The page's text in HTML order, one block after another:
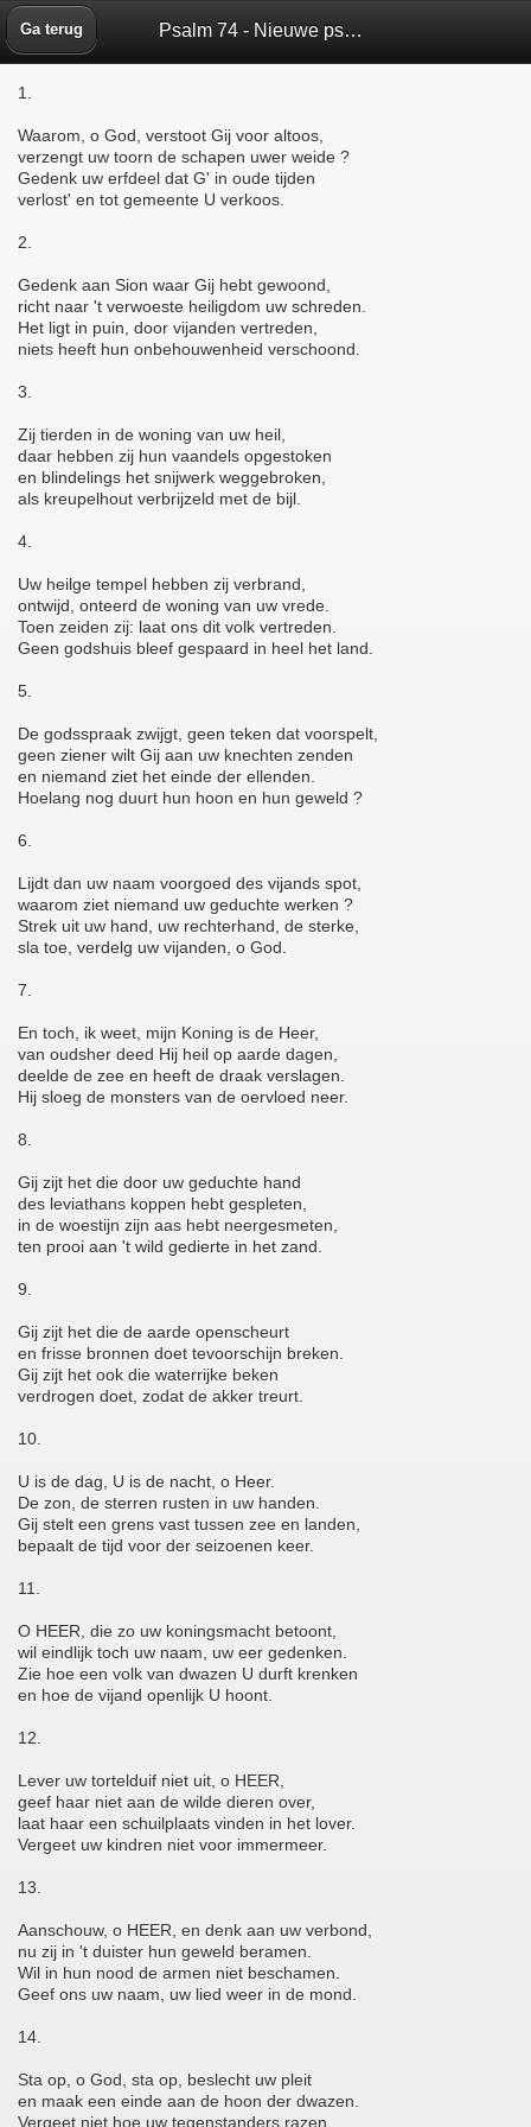
Ga terug Psalm 74 - Nieuwe psalmberijming 1973 - Bijbelbox
1.
Waarom, o God, verstoot Gij voor altoos,
verzengt uw toorn de schapen uwer weide ?
Gedenk uw erfdeel dat G' in oude tijden
verlost' en tot gemeente U verkoos.
2.
Gedenk aan Sion waar Gij hebt gewoond,
richt naar 't verwoeste heiligdom uw schreden.
Het ligt in puin, door vijanden vertreden,
niets heeft hun onbehouwenheid verschoond.
3.
Zij tierden in de woning van uw heil,
daar hebben zij hun vaandels opgestoken
en blindelings het snijwerk weggebroken,
als kreupelhout verbrijzeld met de bijl.
4.
Uw heilge tempel hebben zij verbrand,
ontwijd, onteerd de woning van uw vrede.
Toen zeiden zij: laat ons dit volk vertreden.
Geen godshuis bleef gespaard in heel het land.
5.
De godsspraak zwijgt, geen teken dat voorspelt,
geen ziener wilt Gij aan uw knechten zenden
en niemand ziet het einde der ellenden.
Hoelang nog duurt hun hoon en hun geweld ?
6.
Lijdt dan uw naam voorgoed des vijands spot,
waarom ziet niemand uw geduchte werken ?
Strek uit uw hand, uw rechterhand, de sterke,
sla toe, verdelg uw vijanden, o God.
7.
En toch, ik weet, mijn Koning is de Heer,
van oudsher deed Hij heil op aarde dagen,
deelde de zee en heeft de draak verslagen.
Hij sloeg de monsters van de oervloed neer.
8.
Gij zijt het die door uw geduchte hand
des leviathans koppen hebt gespleten,
in de woestijn zijn aas hebt neergesmeten,
ten prooi aan 't wild gedierte in het zand.
9.
Gij zijt het die de aarde openscheurt
en frisse bronnen doet tevoorschijn breken.
Gij zijt het ook die waterrijke beken
verdrogen doet, zodat de akker treurt.
10.
U is de dag, U is de nacht, o Heer.
De zon, de sterren rusten in uw handen.
Gij stelt een grens vast tussen zee en landen,
bepaalt de tijd voor der seizoenen keer.
11.
O HEER, die zo uw koningsmacht betoont,
wil eindlijk toch uw naam, uw eer gedenken.
Zie hoe een volk van dwazen U durft krenken
en hoe de vijand openlijk U hoont.
12.
Lever uw tortelduif niet uit, o HEER,
geef haar niet aan de wilde dieren over,
laat haar een schuilplaats vinden in het lover.
Vergeet uw kindren niet voor immermeer.
13.
Aanschouw, o HEER, en denk aan uw verbond,
nu zij in 't duister hun geweld beramen.
Wil in hun nood de armen niet beschamen.
Geef ons uw naam, uw lied weer in de mond.
14.
Sta op, o God, sta op, beslecht uw pleit
en maak een einde aan de hoon der dwazen.
Vergeet niet hoe uw tegenstanders razen